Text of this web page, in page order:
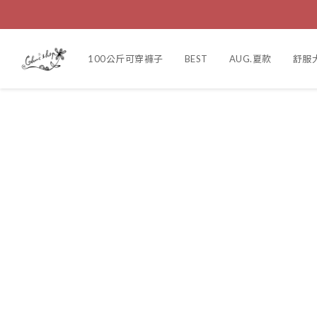
100公斤可穿褲子 BEST AUG.夏款 舒服